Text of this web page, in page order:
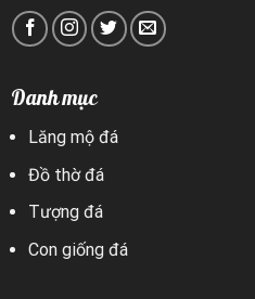
Danh mục
Lăng mộ đá
Đồ thờ đá
Tượng đá
Con giống đá